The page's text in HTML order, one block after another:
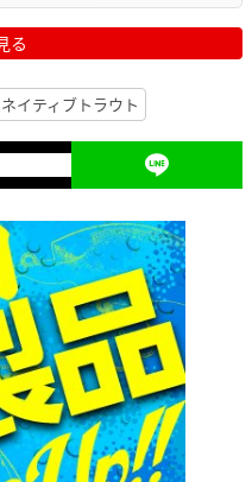
る
ネイティブトラウト